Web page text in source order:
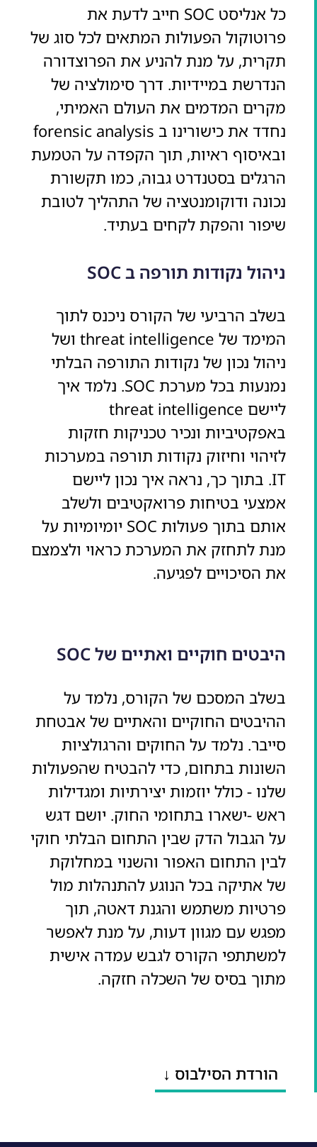
כל אנליסט SOC חייב לדעת את
פרוטוקול הפעולות המתאים לכל סוג של
תקרית, על מנת להניע את הפרוצדורה
הנדרשת במיידיות. דרך סימולציה של
מקרים המדמים את העולם האמיתי,
נחדד את כישורינו ב forensic analysis
ובאיסוף ראיות, תוך הקפדה על הטמעת
הרגלים בסטנדרט גבוה, כמו תקשורת
נכונה ודוקומנטציה של התהליך לטובת
שיפור והפקת לקחים בעתיד.
ניהול נקודות תורפה ב SOC
בשלב הרביעי של הקורס ניכנס לתוך
המימד של threat intelligence ושל
ניהול נכון של נקודות התורפה הבלתי
נמנעות בכל מערכת SOC. נלמד איך
ליישם threat intelligence
באפקטיביות ונכיר טכניקות חזקות
לזיהוי וחיזוק נקודות תורפה במערכות
IT. בתוך כך, נראה איך נכון ליישם
אמצעי בטיחות פרואקטיבים ולשלב
אותם בתוך פעולות SOC יומיומיות על
מנת לתחזק את המערכת כראוי ולצמצם
את הסיכויים לפגיעה.
היבטים חוקיים ואתיים של SOC
בשלב המסכם של הקורס, נלמד על
ההיבטים החוקיים והאתיים של אבטחת
סייבר. נלמד על החוקים והרגולציות
השונות בתחום, כדי להבטיח שהפעולות
שלנו - כולל יוזמות יצירתיות ומגדילות
ראש -ישארו בתחומי החוק. יושם דגש
על הגבול הדק שבין התחום הבלתי חוקי
לבין התחום האפור והשנוי במחלוקת
של אתיקה בכל הנוגע להתנהלות מול
פרטיות משתמש והגנת דאטה, תוך
מפגש עם מגוון דעות, על מנת לאפשר
למשתתפי הקורס לגבש עמדה אישית
מתוך בסיס של השכלה חזקה.
הורדת הסילבוס ↓